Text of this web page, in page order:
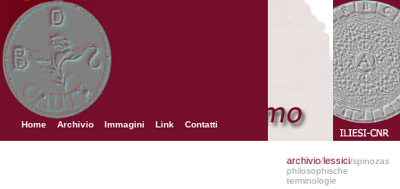
Home Archivio Immagini Link Contatti
archivio/lessici/spinozas
philosophische
terminologie